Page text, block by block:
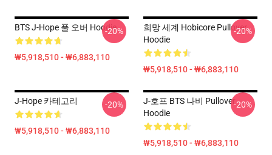
BTS J-Hope 풀 오버 Hoodie
₩5,918,510 - ₩6,883,110
-20%
희망 세계 Hobicore Pullover
Hoodie
₩5,918,510 - ₩6,883,110
-20%
J-Hope 카테고리
₩5,918,510 - ₩6,883,110
-20%
J-호프 BTS 나비 Pullover
Hoodie
₩5,918,510 - ₩6,883,110
-20%